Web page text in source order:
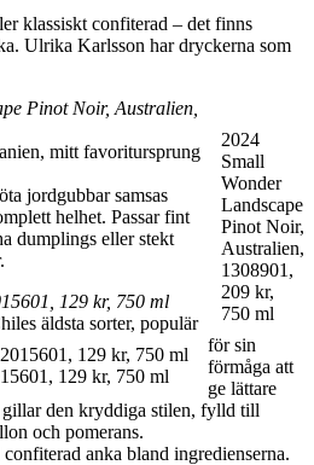
klassiskt confiterad – det finns
Ulrika Karlsson har dryckerna som
2024
Small
Wonder
Landscape
Pinot Noir,
Australien,
1308901,
209 kr,
750 ml
Pinot Noir, Australien,
mitt favoritursprung
jordgubbar samsas
helhet. Passar fint
dumplings eller stekt
129 kr, 750 ml
129 kr, 750 ml
äldsta sorter, populär
för sin
förmåga att
ge lättare
den kryddiga stilen, fylld till
och pomerans.
anka bland ingredienserna.